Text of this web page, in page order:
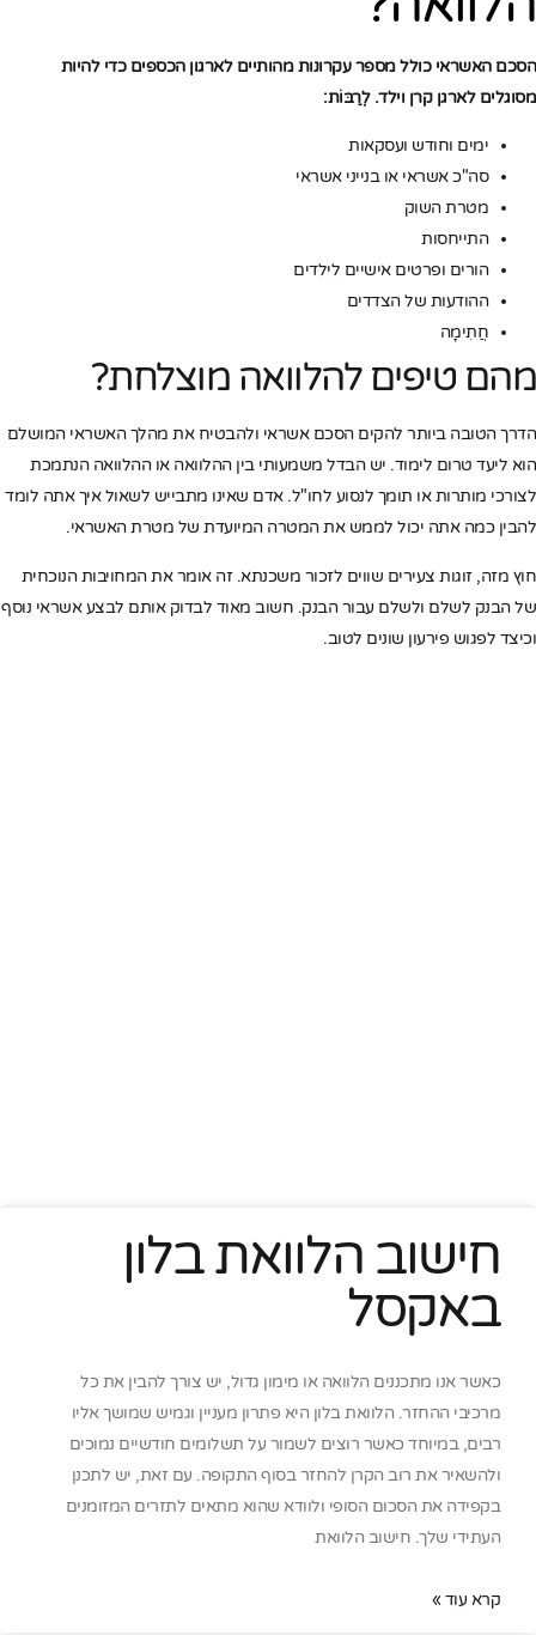
הסכם האשראי כולל מספר עקרונות מהותיים לארגון הכספים כדי להיות
מסוגלים לארגן קרן וילד. לְרַבּוֹת:
ימים וחודש ועסקאות
סה"כ אשראי או בנייני אשראי
מטרת השוק
התייחסות
הורים ופרטים אישיים לילדים
ההודעות של הצדדים
חֲתִימָה
מהם טיפים להלוואה מוצלחת?
הדרך הטובה ביותר להקים הסכם אשראי ולהבטיח את מהלך האשראי המושלם
הוא ליעד טרום לימוד. יש הבדל משמעותי בין ההלוואה או ההלוואה הנתמכת
לצורכי מותרות או תומך לנסוע לחו"ל. אדם שאינו מתבייש לשאול איך אתה לומד
להבין כמה אתה יכול לממש את המטרה המיועדת של מטרת האשראי.
חוץ מזה, זוגות צעירים שווים לזכור משכנתא. זה אומר את המחויבות הנוכחית
של הבנק לשלם ולשלם עבור הבנק. חשוב מאוד לבדוק אותם לבצע אשראי נוסף
וכיצד לפגוש פירעון שונים לטוב.
חישוב הלוואת בלון
באקסל
כאשר אנו מתכננים הלוואה או מימון גדול, יש צורך להבין את כל
מרכיבי ההחזר. הלוואת בלון היא פתרון מעניין וגמיש שמושך אליו
רבים, במיוחד כאשר רוצים לשמור על תשלומים חודשיים נמוכים
ולהשאיר את רוב הקרן להחזר בסוף התקופה. עם זאת, יש לתכנן
בקפידה את הסכום הסופי ולוודא שהוא מתאים לתזרים המזומנים
העתידי שלך. חישוב הלוואת
קרא עוד »